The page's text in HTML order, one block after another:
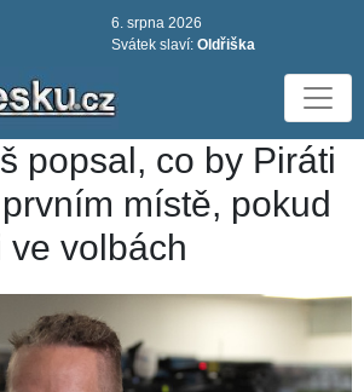
6. srpna 2026
Svátek slaví: Oldřiška
popsal, co by Piráti
místě, pokud
ve volbách